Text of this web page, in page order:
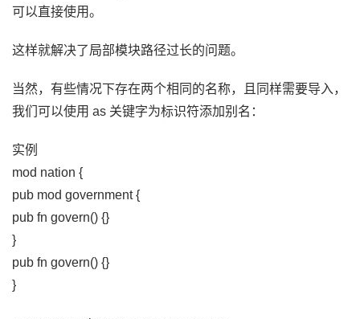
可以直接使用。
这样就解决了局部模块路径过长的问题。
当然，有些情况下存在两个相同的名称，且同样需要导入，
我们可以使用 as 关键字为标识符添加别名：
实例
mod nation {
pub mod government {
pub fn govern() {}
}
pub fn govern() {}
}